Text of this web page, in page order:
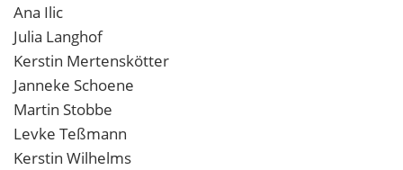
Ana Ilic
Julia Langhof
Kerstin Mertenskötter
Janneke Schoene
Martin Stobbe
Levke Teßmann
Kerstin Wilhelms